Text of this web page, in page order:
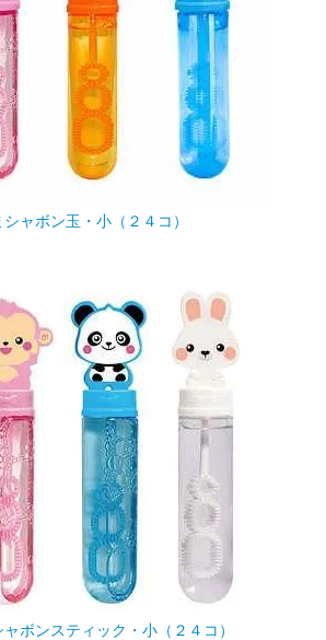
ャボン玉・小（２４コ）
ボンスティック・小（２４コ）